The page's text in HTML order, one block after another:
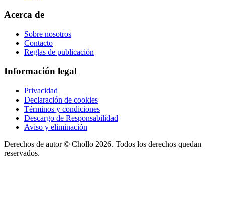
Acerca de
Sobre nosotros
Contacto
Reglas de publicación
Información legal
Privacidad
Declaración de cookies
Términos y condiciones
Descargo de Responsabilidad
Aviso y eliminación
Derechos de autor © Chollo 2026. Todos los derechos quedan
reservados.